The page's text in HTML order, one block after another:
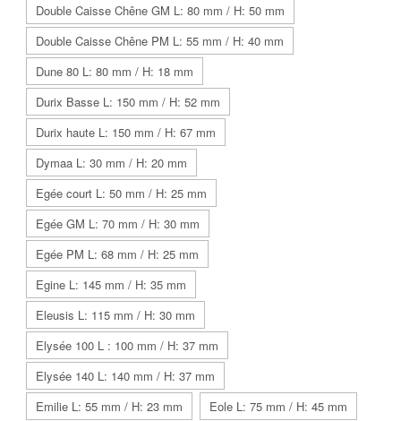
Double Caisse Chêne GM L: 80 mm / H: 50 mm
Double Caisse Chêne PM L: 55 mm / H: 40 mm
Dune 80 L: 80 mm / H: 18 mm
Durix Basse L: 150 mm / H: 52 mm
Durix haute L: 150 mm / H: 67 mm
Dymaa L: 30 mm / H: 20 mm
Egée court L: 50 mm / H: 25 mm
Egée GM L: 70 mm / H: 30 mm
Egée PM L: 68 mm / H: 25 mm
Egine L: 145 mm / H: 35 mm
Eleusis L: 115 mm / H: 30 mm
Elysée 100 L : 100 mm / H: 37 mm
Elysée 140 L: 140 mm / H: 37 mm
Emilie L: 55 mm / H: 23 mm
Eole L: 75 mm / H: 45 mm